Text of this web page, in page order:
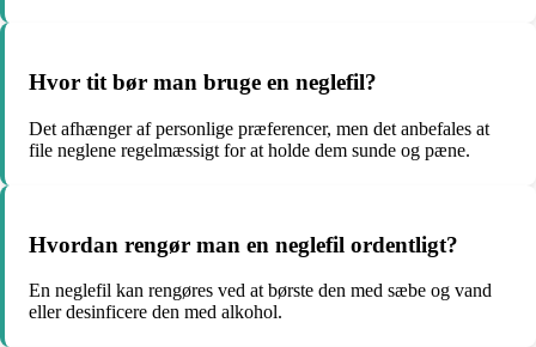
Hvor tit bør man bruge en neglefil?
Det afhænger af personlige præferencer, men det anbefales at
file neglene regelmæssigt for at holde dem sunde og pæne.
Hvordan rengør man en neglefil ordentligt?
En neglefil kan rengøres ved at børste den med sæbe og vand
eller desinficere den med alkohol.